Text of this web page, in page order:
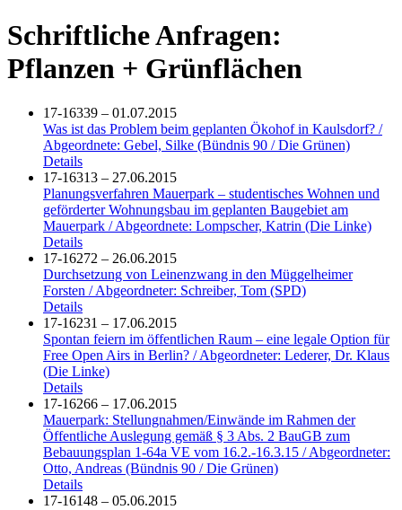
Schriftliche Anfragen:
Pflanzen + Grünflächen
17-16339 – 01.07.2015
Was ist das Problem beim geplanten Ökohof in Kaulsdorf? /
Abgeordnete: Gebel, Silke (Bündnis 90 / Die Grünen)
Details
17-16313 – 27.06.2015
Planungsverfahren Mauerpark – studentisches Wohnen und
geförderter Wohnungsbau im geplanten Baugebiet am
Mauerpark / Abgeordnete: Lompscher, Katrin (Die Linke)
Details
17-16272 – 26.06.2015
Durchsetzung von Leinenzwang in den Müggelheimer
Forsten / Abgeordneter: Schreiber, Tom (SPD)
Details
17-16231 – 17.06.2015
Spontan feiern im öffentlichen Raum – eine legale Option für
Free Open Airs in Berlin? / Abgeordneter: Lederer, Dr. Klaus
(Die Linke)
Details
17-16266 – 17.06.2015
Mauerpark: Stellungnahmen/Einwände im Rahmen der
Öffentliche Auslegung gemäß § 3 Abs. 2 BauGB zum
Bebauungsplan 1-64a VE vom 16.2.-16.3.15 / Abgeordneter:
Otto, Andreas (Bündnis 90 / Die Grünen)
Details
17-16148 – 05.06.2015